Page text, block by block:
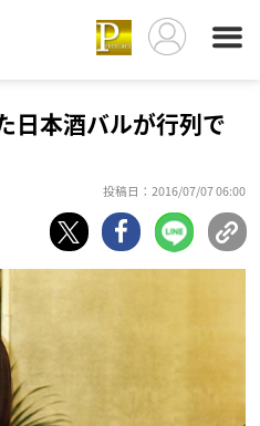
日本酒バルが行列で
投稿日：2016/07/07 06:00